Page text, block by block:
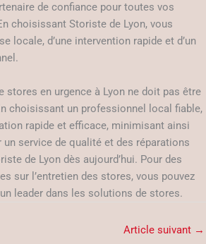
de confiance pour toutes vos
choisissant Storiste de Lyon, vous
locale, d’une intervention rapide et d’un
stores en urgence à Lyon ne doit pas être
choisissant un professionnel local fiable,
rapide et efficace, minimisant ainsi
un service de qualité et des réparations
de Lyon dès aujourd’hui. Pour des
sur l’entretien des stores, vous pouvez
leader dans les solutions de stores.
Article suivant →